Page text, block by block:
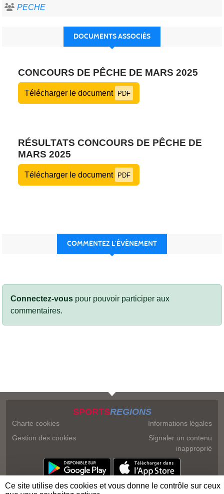
PECHE
DOCUMENTS ASSOCIÉS
CONCOURS DE PÊCHE DE MARS 2025
Télécharger le document PDF
RÉSULTATS CONCOURS DE PÊCHE DE
MARS 2025
Télécharger le document PDF
COMMENTEZ L’ÉVÈNEMENT
Connectez-vous pour pouvoir participer aux
commentaires.
SPORTSREGIONS
Charte cookies
Gestion des cookies
Informations légales
Signaler un contenu
inapproprié
Ce site utilise des cookies et vous donne le contrôle sur ceux